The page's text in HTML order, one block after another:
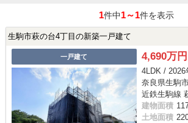
1件中1～1件を表示
生駒市萩の台4丁目の新築一戸建て
一戸建て 4,690万円
4LDK / 2026
奈良県生駒
近鉄生駒線
建物面積
土地面積